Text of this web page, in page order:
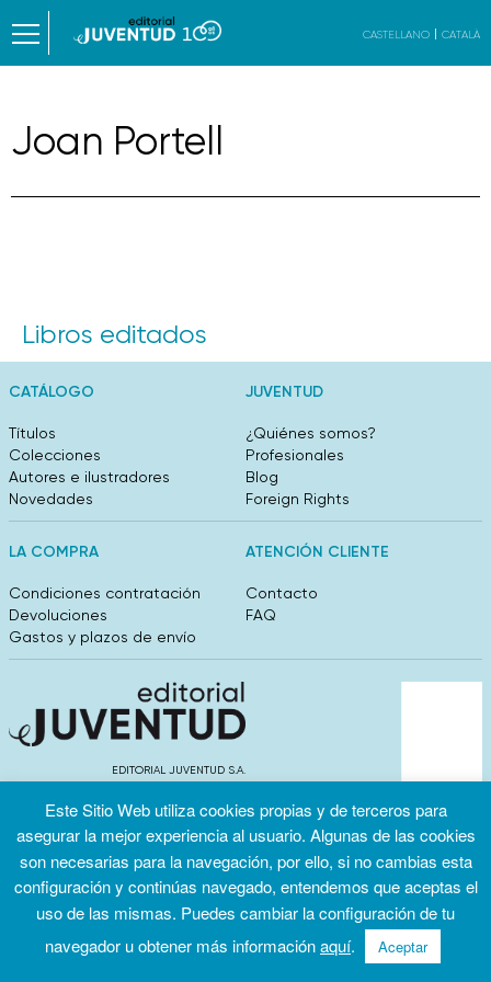
CASTELLANO CATALÀ
Joan Portell
Libros editados
CATÁLOGO
Títulos
Colecciones
Autores e ilustradores
Novedades
JUVENTUD
¿Quiénes somos?
Profesionales
Blog
Foreign Rights
LA COMPRA
Condiciones contratación
Devoluciones
Gastos y plazos de envío
ATENCIÓN CLIENTE
Contacto
FAQ
EDITORIAL JUVENTUD S.A.
info@editorialjuventud.es
Condiciones
Política de
privacidad
Política de
Este Sitio Web utiliza cookies propias y de terceros para
asegurar la mejor experiencia al usuario. Algunas de las cookies
son necesarias para la navegación, por ello, si no cambias esta
configuración y continúas navegado, entendemos que aceptas el
uso de las mismas. Puedes cambiar la configuración de tu
navegador u obtener más informaciónaquí. Aceptar